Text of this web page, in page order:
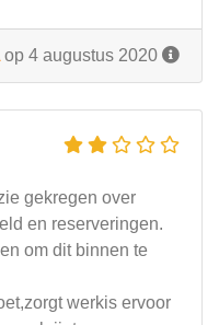
op 4 augustus 2020
gekregen over
en reserveringen.
om dit binnen te
werkis ervoor